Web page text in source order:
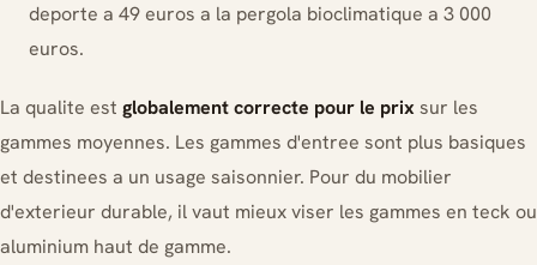
deporte a 49 euros a la pergola bioclimatique a 3 000
euros.
La qualite est globalement correcte pour le prix sur les
gammes moyennes. Les gammes d'entree sont plus basiques
et destinees a un usage saisonnier. Pour du mobilier
d'exterieur durable, il vaut mieux viser les gammes en teck ou
aluminium haut de gamme.